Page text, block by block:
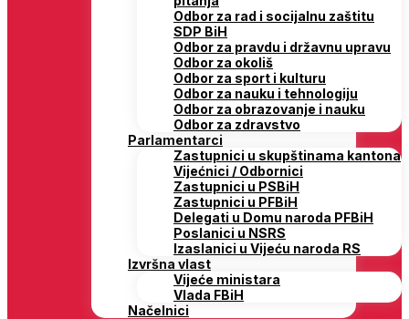
Odbor za rad i socijalnu zaštitu
SDP BiH
Odbor za pravdu i državnu upravu
Odbor za okoliš
Odbor za sport i kulturu
Odbor za nauku i tehnologiju
Odbor za obrazovanje i nauku
Odbor za zdravstvo
Parlamentarci
Zastupnici u skupštinama kantona
Vijećnici / Odbornici
Zastupnici u PSBiH
Zastupnici u PFBiH
Delegati u Domu naroda PFBiH
Poslanici u NSRS
Izaslanici u Vijeću naroda RS
Izvršna vlast
Vijeće ministara
Vlada FBiH
Načelnici